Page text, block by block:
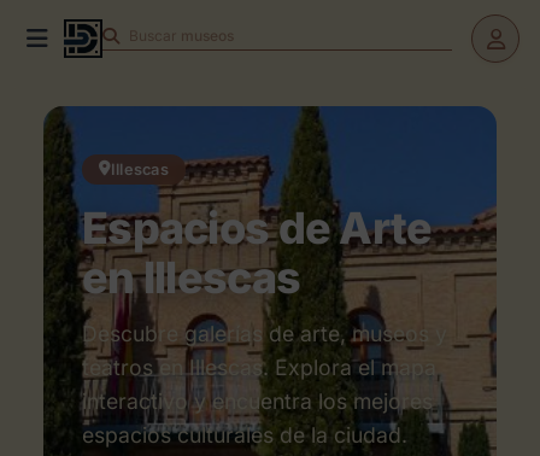
Buscar museos
Illescas
Espacios de Arte
en Illescas
Descubre galerías de arte, museos y
teatros en Illescas. Explora el mapa
interactivo y encuentra los mejores
espacios culturales de la ciudad.